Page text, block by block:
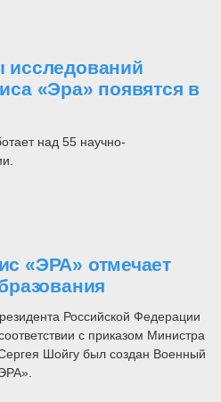
исследований
«Эра» появятся в
над 55 научно-
«ЭРА» отмечает
Российской Федерации
с приказом Министра
Шойгу был создан Военный